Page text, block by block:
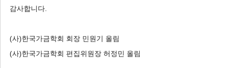
Online Submission
감사합니다.
(사)한국가금학회 회장 민원기 올림
(사)한국가금학회 편집위원장 허정민 올림